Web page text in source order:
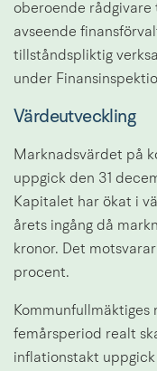
oberoende
avseende
tillståndspliktig
under
Värdeutveckling
Marknadsvärdet på
uppgick den 31
Kapitalet har ökat i
årets ingång då
kronor. Det
procent.
femårsperiod realt
inflationstakt